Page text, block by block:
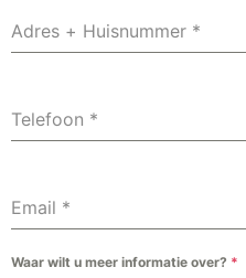
Adres + Huisnummer *
Telefoon *
Email *
Waar wilt u meer informatie over? *